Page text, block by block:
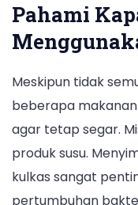
Pahami
Meskipun tidak
beberapa
agar tetap segar.
produk susu.
kulkas sangat
pertumbuhan